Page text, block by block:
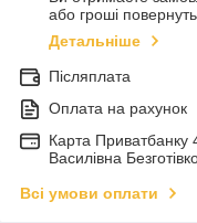
або гроші
Детальніше
Післяплата
Оплата на рахунок
Карта
Василівна
Всі умови оплати